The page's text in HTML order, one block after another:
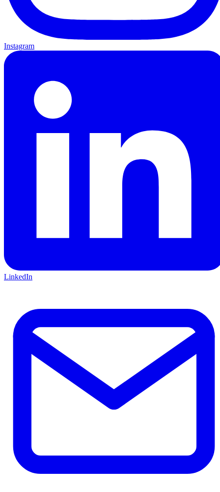
Instagram
LinkedIn